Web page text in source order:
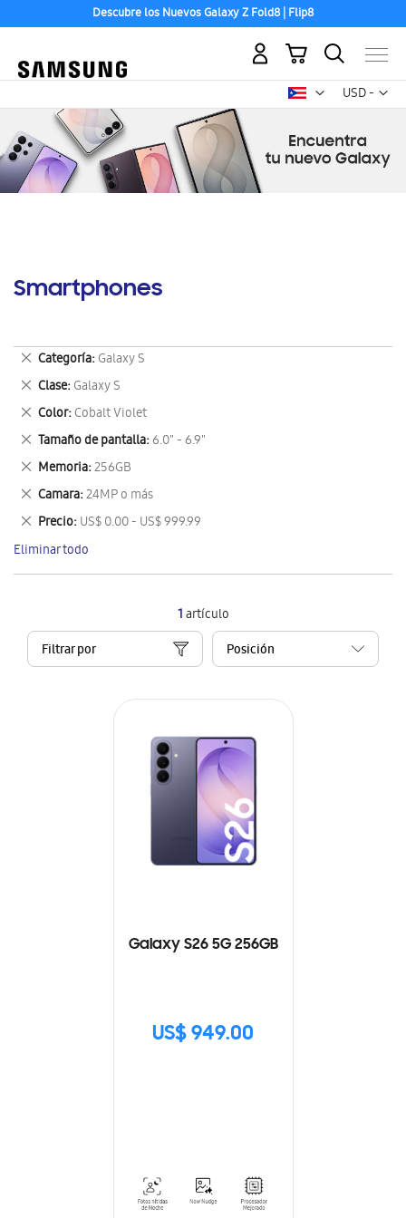
Descubre los Nuevos Galaxy Z Fold8 | Flip8
USD -
dólar
Mi carrito
Smartphones
1artículo
Filtrar por
Galaxy S26 5G 256GB
US$ 949.00
Categoría Galaxy S
Eliminar
este
artículo
Clase Galaxy S
Eliminar
este
artículo
Color Cobalt Violet
Eliminar
este
artículo
Tamaño de pantalla 6.0" - 6.9"
Eliminar
este
artículo
Memoria 256GB
Eliminar
este
artículo
Camara 24MP o más
Eliminar
este
artículo
Precio US$ 0.00 - US$ 999.99
Eliminar
este
artículo
Eliminar todo